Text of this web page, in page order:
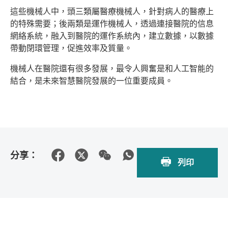
這些機械人中，頭三類屬醫療機械人，針對病人的醫療上
的特殊需要；後兩類是運作機械人，透過連接醫院的信息
網絡系統，融入到醫院的運作系統內，建立數據，以數據
帶動閉環管理，促進效率及質量。
機械人在醫院還有很多發展，最令人興奮是和人工智能的
結合，是未來智慧醫院發展的一位重要成員。
分享：
列印